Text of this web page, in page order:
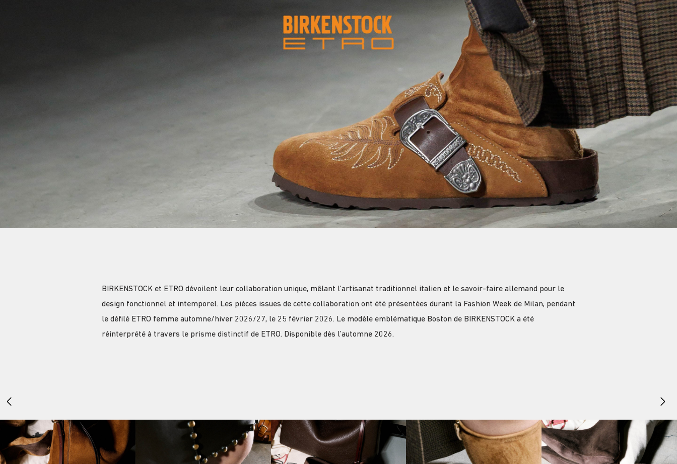
BIRKENSTOCK et ETRO dévoilent leur collaboration unique, mêlant l’artisanat traditionnel italien et le savoir-faire allemand pour le
design fonctionnel et intemporel. Les pièces issues de cette collaboration ont été présentées durant la Fashion Week de Milan, pendant
le défilé ETRO femme automne/hiver 2026/27, le 25 février 2026. Le modèle emblématique Boston de BIRKENSTOCK a été
réinterprété à travers le prisme distinctif de ETRO. Disponible dès l’automne 2026.